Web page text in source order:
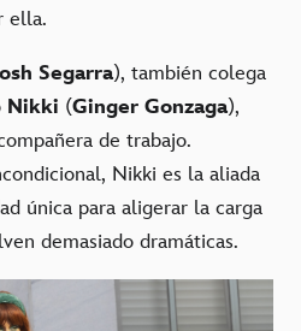
ella.
Segarra), también colega
Nikki (Ginger Gonzaga),
de trabajo.
Nikki es la aliada
única para aligerar la carga
demasiado dramáticas.